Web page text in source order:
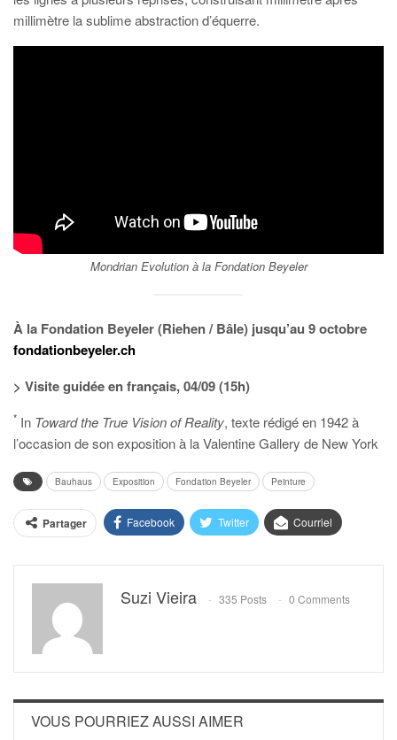
millimètre la sublime abstraction d’équerre.
Mondrian Evolution à la Fondation Beyeler
À la Fondation Beyeler (Riehen / Bâle) jusqu’au 9 octobre
fondationbeyeler.ch
> Visite guidée en français, 04/09 (15h)
* In Toward the True Vision of Reality, texte rédigé en 1942 à
l’occasion de son exposition à la Valentine Gallery de New York
Bauhaus Exposition Fondation Beyeler Peinture
Partager Facebook Twitter Courriel
Suzi Vieira 335 Posts 0 Comments
VOUS POURRIEZ AUSSI AIMER